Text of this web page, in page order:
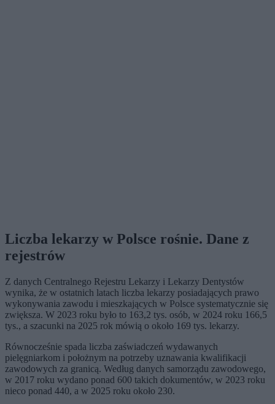
Liczba lekarzy w Polsce rośnie. Dane z
rejestrów
Z danych Centralnego Rejestru Lekarzy i Lekarzy Dentystów
wynika, że w ostatnich latach liczba lekarzy posiadających prawo
wykonywania zawodu i mieszkających w Polsce systematycznie się
zwiększa. W 2023 roku było to 163,2 tys. osób, w 2024 roku 166,5
tys., a szacunki na 2025 rok mówią o około 169 tys. lekarzy.
Równocześnie spada liczba zaświadczeń wydawanych
pielęgniarkom i położnym na potrzeby uznawania kwalifikacji
zawodowych za granicą. Według danych samorządu zawodowego,
w 2017 roku wydano ponad 600 takich dokumentów, w 2023 roku
nieco ponad 440, a w 2025 roku około 230.